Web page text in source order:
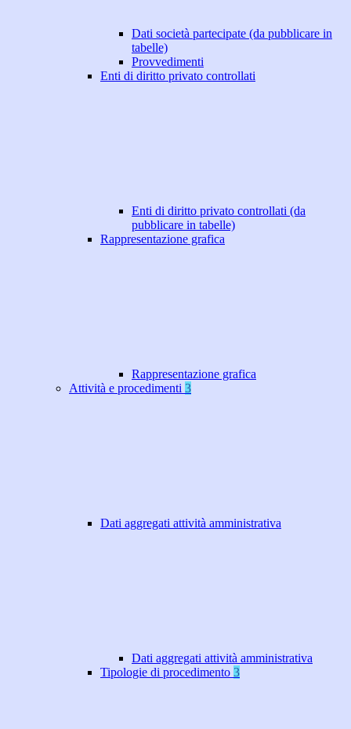
Dati società partecipate (da pubblicare in
tabelle)
Provvedimenti
Enti di diritto privato controllati
Enti di diritto privato controllati (da
pubblicare in tabelle)
Rappresentazione grafica
Rappresentazione grafica
Attività e procedimenti 3
Dati aggregati attività amministrativa
Dati aggregati attività amministrativa
Tipologie di procedimento 3